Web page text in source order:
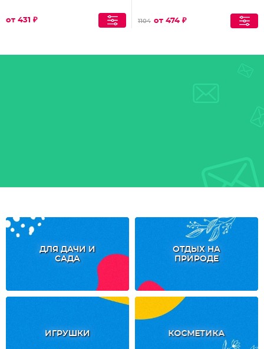
от 431 ₽ 1104 от 474 ₽
ДЛЯ ДАЧИ И
САДА
ОТДЫХ НА
ПРИРОДЕ
ИГРУШКИ КОСМЕТИКА